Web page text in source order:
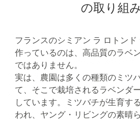
の取り組
フランスのシミアン ラ ロトン
作っているのは、高品質のラベ
ではありません。
実は、農園は多くの種類のミツ
て、そこで栽培されるラベンダ
しています。ミツバチが生育す
われ、ヤング・リビングの素晴